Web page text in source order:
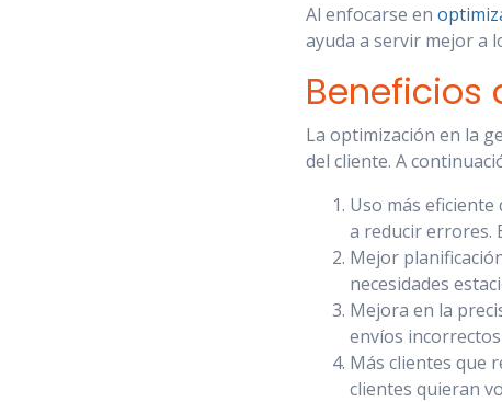
Al enfocarse en
ayuda a servir mejor a
Beneficios
La optimización en la
del cliente. A
Uso más
a reducir errores.
Mejor
necesidades
Mejora en la
envíos
Más clientes que
clientes quieran